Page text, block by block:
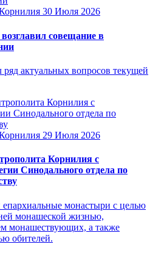
30 Июля 2026
совещание в
актуальных вопросов текущей
29 Июля 2026
Корнилия с
Синодального отдела по
монастыри с целью
монашеской жизнью,
монашествующих, а также
обителей.